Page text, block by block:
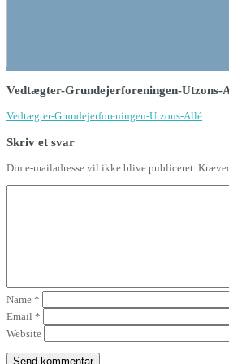
Vedtægter-Grundejerforeningen-Utzons-
Vedtægter-Grundejerforeningen-Utzons-Allé
Skriv et svar
Din e-mailadresse vil ikke blive publiceret.
Name *
Email *
Website